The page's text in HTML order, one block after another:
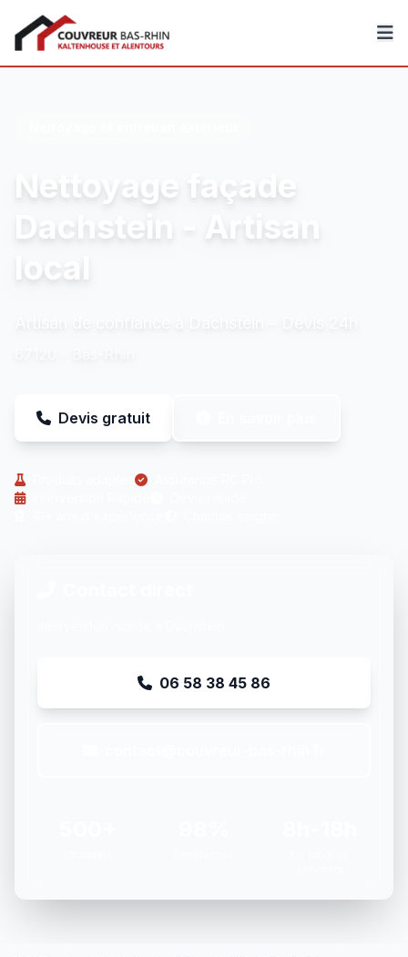
Couvreur Bas-Rhin
Nettoyage façade
Dachstein - Artisan
local
Devis gratuit
06 58 38 45 86